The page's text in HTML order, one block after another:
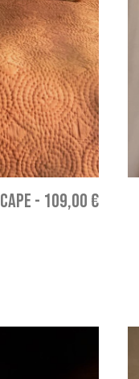
- 109,00 €